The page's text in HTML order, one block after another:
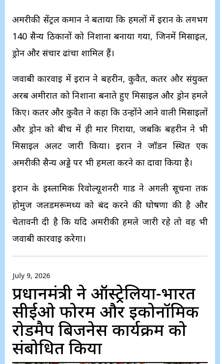
अमरीकी सेंट्रल कमान ने बताया कि हमलों में ईरान के लगभग
140 सैन्य ठिकानों को निशाना बनाया गया, जिनमें मिसाइल,
ड्रोन और संचार ढांचा शामिल हैं।
जवाबी कार्रवाई में ईरान ने बहरीन, कुवैत, कतर और संयुक्त
अरब अमीरात को निशाना बनाते हुए मिसाइल और ड्रोन हमले
किए। कतर और कुवैत ने कहा कि उन्होंने आने वाली मिसाइलों
और ड्रोन को बीच में ही मार गिराया, जबकि बहरीन ने भी
मिसाइल अलर्ट जारी किया। ईरान ने जॉर्डन स्थित एक
अमरीकी सैन्य अड्डे पर भी हमला करने का दावा किया है।
ईरान के इस्लामिक रिवोल्यूशनरी गार्ड ने अगली सूचना तक
होर्मुज जलडमरूमध्य को बंद करने की घोषणा की है और
चेतावनी दी है कि यदि अमरीकी हमले जारी रहे तो वह भी
जवाबी कार्रवाई करेगा।
July 9, 2026
प्रधानमंत्री ने ऑस्ट्रेलिया-भारत
सीईओ फोरम और इकोनॉमिक
रोडमैप बिजनेस कार्यक्रम को
संबोधित किया